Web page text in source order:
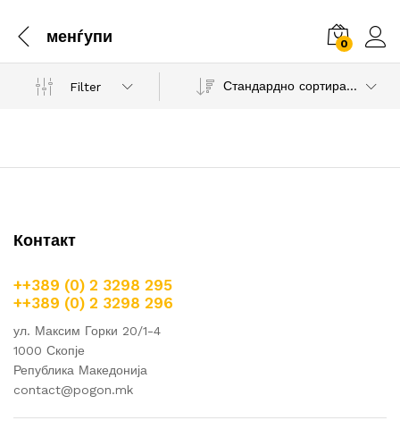
менѓупи 0
Filter Стандардно сортирање
Контакт
++389 (0) 2 3298 295
++389 (0) 2 3298 296
ул. Максим Горки 20/1-4
1000 Скопје
Република Македонија
contact@pogon.mk